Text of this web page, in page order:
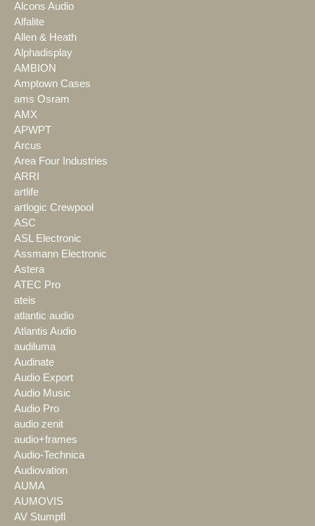
Alcons Audio
Alfalite
Allen & Heath
Alphadisplay
AMBION
Amptown Cases
ams Osram
AMX
APWPT
Arcus
Area Four Industries
ARRI
artlife
artlogic Crewpool
ASC
ASL Electronic
Assmann Electronic
Astera
ATEC Pro
ateis
atlantic audio
Atlantis Audio
audiluma
Audinate
Audio Export
Audio Music
Audio Pro
audio zenit
audio+frames
Audio-Technica
Audiovation
AUMA
AUMOVIS
AV Stumpfl